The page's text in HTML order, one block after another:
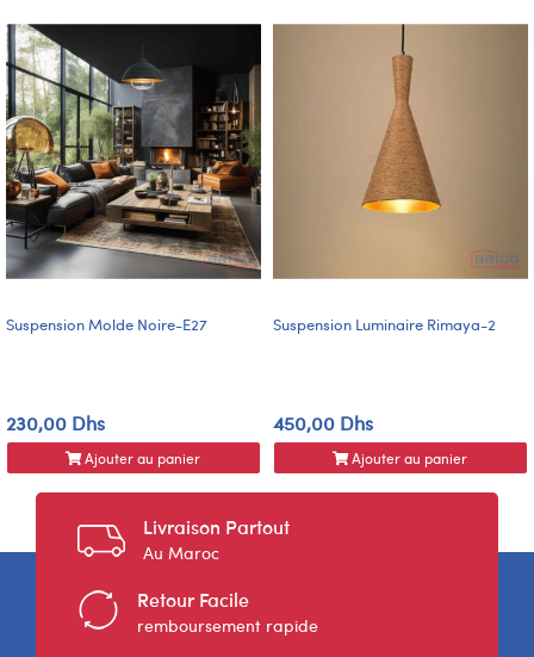
Suspension Molde Noire-E27
230,00 Dhs
Ajouter au panier
Suspension Luminaire Rimaya-2
450,00 Dhs
Ajouter au panier
Livraison Partout
Au Maroc
Retour Facile
remboursement rapide